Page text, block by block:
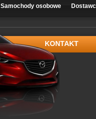
Samochody osobowe
KONTAKT